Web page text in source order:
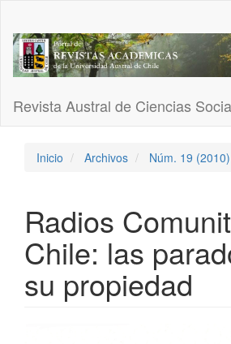
Contenido
principal
Barra
Revista Austral de Ciencias
Inicio Archivos Núm. 19 (2010)
Radios
Chile: las
su propiedad